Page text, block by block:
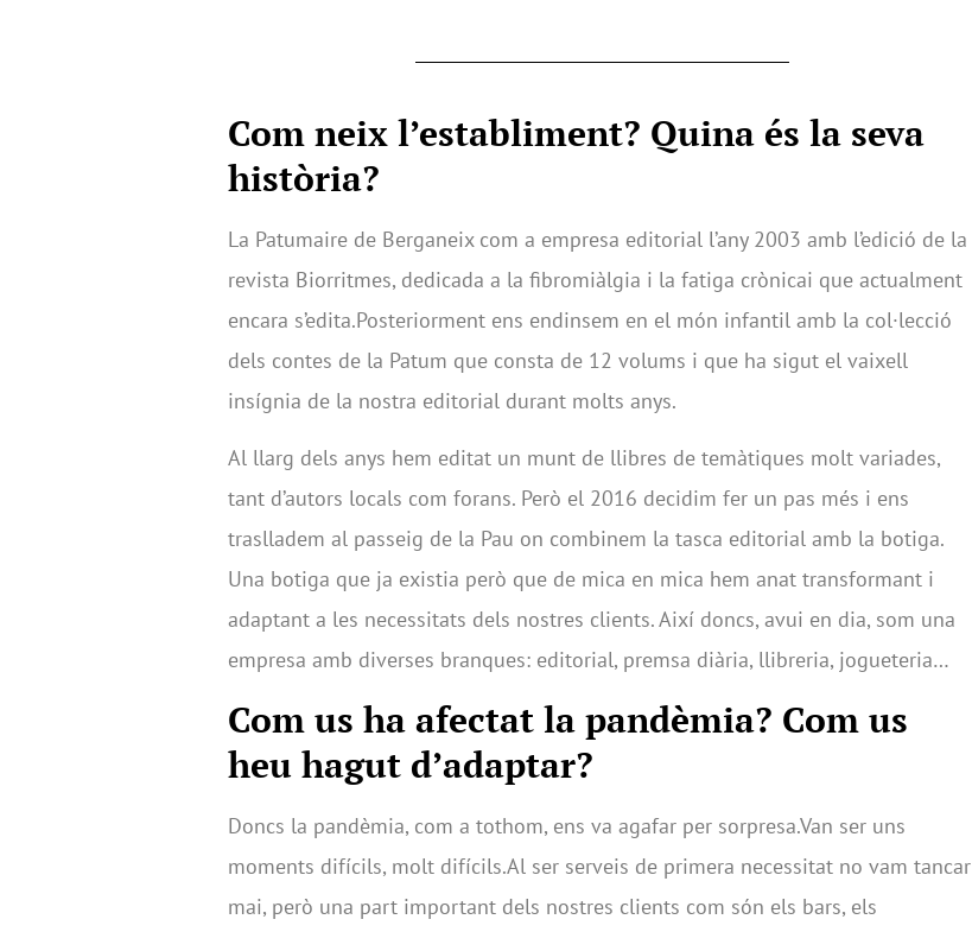
Com neix l’establiment? Quina és la seva
història?
La Patumaire de Berganeix com a empresa editorial l’any 2003 amb l’edició de la
revista Biorritmes, dedicada a la fibromiàlgia i la fatiga crònicai que actualment
encara s’edita.Posteriorment ens endinsem en el món infantil amb la col·lecció
dels contes de la Patum que consta de 12 volums i que ha sigut el vaixell
insígnia de la nostra editorial durant molts anys.
Al llarg dels anys hem editat un munt de llibres de temàtiques molt variades,
tant d’autors locals com forans. Però el 2016 decidim fer un pas més i ens
traslladem al passeig de la Pau on combinem la tasca editorial amb la botiga.
Una botiga que ja existia però que de mica en mica hem anat transformant i
adaptant a les necessitats dels nostres clients. Així doncs, avui en dia, som una
empresa amb diverses branques: editorial, premsa diària, llibreria, jogueteria…
Com us ha afectat la pandèmia? Com us
heu hagut d’adaptar?
Doncs la pandèmia, com a tothom, ens va agafar per sorpresa.Van ser uns
moments difícils, molt difícils.Al ser serveis de primera necessitat no vam tancar
mai, però una part important dels nostres clients com són els bars, els